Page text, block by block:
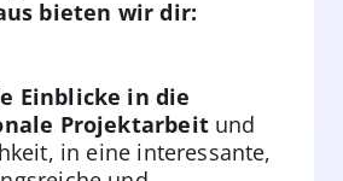
bieten wir dir:
Einblicke in die
Projektarbeit und
in eine interessante,